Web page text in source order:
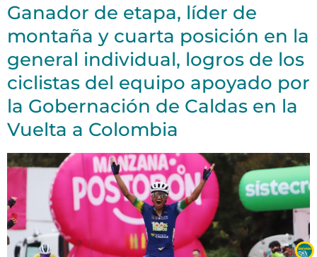
Ganador de etapa, líder de
montaña y cuarta posición en la
general individual, logros de los
ciclistas del equipo apoyado por
la Gobernación de Caldas en la
Vuelta a Colombia